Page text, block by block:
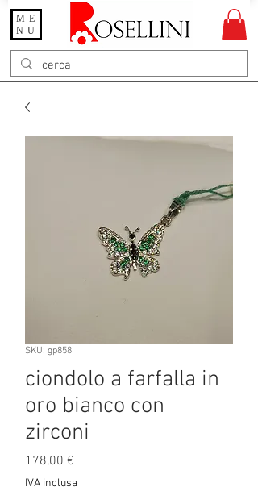
Gioielleria Rosellini
Rosellini online
ME
NU
SKU: gp858
ciondolo a farfalla in
oro bianco con
zirconi
178,00 €
IVA inclusa